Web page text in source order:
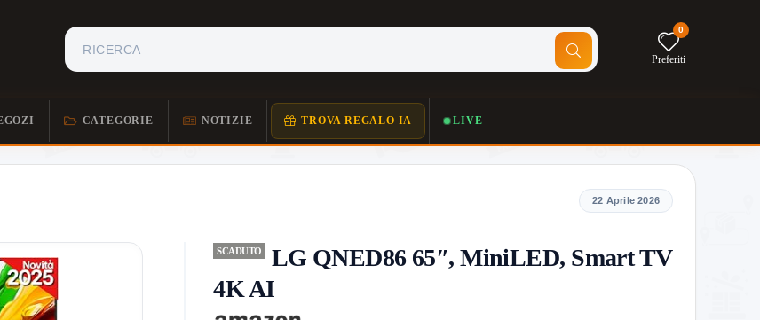
0
Preferiti
CATEGORIE NOTIZIE TROVA REGALO IA LIVE
SCADUTO
LG QNED86 65″, MiniLED, Smart TV
4K AI
22 Aprile 2026